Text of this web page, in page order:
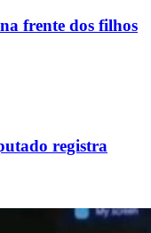
frente dos filhos
registra